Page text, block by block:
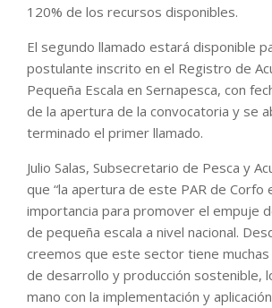
120% de los recursos disponibles.
El segundo llamado estará disponible
postulante inscrito en el Registro de
Pequeña Escala en Sernapesca, con
de la apertura de la convocatoria y se
terminado el primer llamado.
Julio Salas, Subsecretario de Pesca y
que “la apertura de este PAR de Corfo
importancia para promover el empuje
de pequeña escala a nivel nacional.
creemos que este sector tiene
de desarrollo y producción sostenible,
mano con la implementación y